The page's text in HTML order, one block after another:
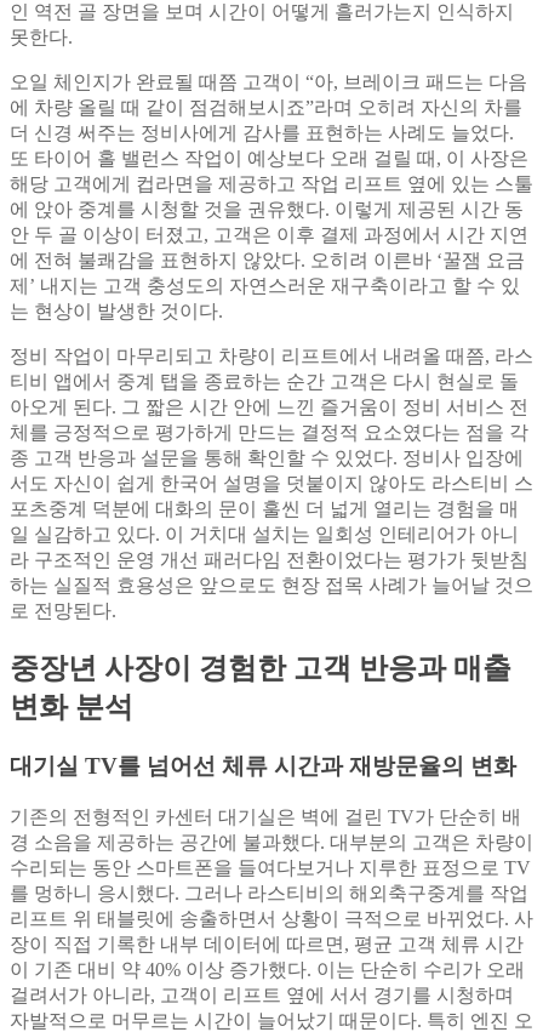
인 역전 골 장면을 보며 시간이 어떻게 흘러가는지 인식하지
못한다.
오일 체인지가 완료될 때쯤 고객이 “아, 브레이크 패드는 다음
에 차량 올릴 때 같이 점검해보시죠”라며 오히려 자신의 차를
더 신경 써주는 정비사에게 감사를 표현하는 사례도 늘었다.
또 타이어 홀 밸런스 작업이 예상보다 오래 걸릴 때, 이 사장은
해당 고객에게 컵라면을 제공하고 작업 리프트 옆에 있는 스툴
에 앉아 중계를 시청할 것을 권유했다. 이렇게 제공된 시간 동
안 두 골 이상이 터졌고, 고객은 이후 결제 과정에서 시간 지연
에 전혀 불쾌감을 표현하지 않았다. 오히려 이른바 ‘꿀잼 요금
제’ 내지는 고객 충성도의 자연스러운 재구축이라고 할 수 있
는 현상이 발생한 것이다.
정비 작업이 마무리되고 차량이 리프트에서 내려올 때쯤, 라스
티비 앱에서 중계 탭을 종료하는 순간 고객은 다시 현실로 돌
아오게 된다. 그 짧은 시간 안에 느낀 즐거움이 정비 서비스 전
체를 긍정적으로 평가하게 만드는 결정적 요소였다는 점을 각
종 고객 반응과 설문을 통해 확인할 수 있었다. 정비사 입장에
서도 자신이 쉽게 한국어 설명을 덧붙이지 않아도 라스티비 스
포츠중계 덕분에 대화의 문이 훌씬 더 넓게 열리는 경험을 매
일 실감하고 있다. 이 거치대 설치는 일회성 인테리어가 아니
라 구조적인 운영 개선 패러다임 전환이었다는 평가가 뒷받침
하는 실질적 효용성은 앞으로도 현장 접목 사례가 늘어날 것으
로 전망된다.
중장년 사장이 경험한 고객 반응과 매출
변화 분석
대기실 TV를 넘어선 체류 시간과 재방문율의 변화
기존의 전형적인 카센터 대기실은 벽에 걸린 TV가 단순히 배
경 소음을 제공하는 공간에 불과했다. 대부분의 고객은 차량이
수리되는 동안 스마트폰을 들여다보거나 지루한 표정으로 TV
를 멍하니 응시했다. 그러나 라스티비의 해외축구중계를 작업
리프트 위 태블릿에 송출하면서 상황이 극적으로 바뀌었다. 사
장이 직접 기록한 내부 데이터에 따르면, 평균 고객 체류 시간
이 기존 대비 약 40% 이상 증가했다. 이는 단순히 수리가 오래
걸려서가 아니라, 고객이 리프트 옆에 서서 경기를 시청하며
자발적으로 머무르는 시간이 늘어났기 때문이다. 특히 엔진 오